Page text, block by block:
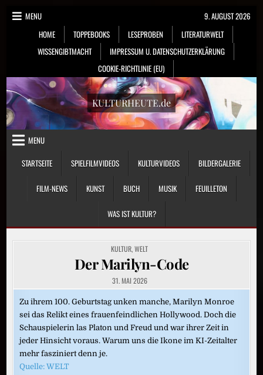
Skip
MENU
HOME
TOPPEBOOKS LESEPROBEN
LITERATURWELT
WISSENGIBTMACHT
IMPRESSUM U. DATENSCHUTZERKLÄRUNG
COOKIE-RICHTLINIE (EU)
9. AUGUST 2026
KULTURHEUTE.de
MENU
STARTSEITE
SPIELFILMVIDEOS KULTURVIDEOS BILDERGALERIE
FILM-NEWS KUNST BUCH MUSIK FEUILLETON
WAS IST KULTUR?
POSTED
IN
KULTUR,WELT
Der Marilyn-Code
31. MAI 2026
Zu ihrem 100. Geburtstag unken manche, Marilyn Monroe
sei das Relikt eines frauenfeindlichen Hollywood. Doch die
Schauspielerin las Platon und Freud und war ihrer Zeit in
jeder Hinsicht voraus. Warum uns die Ikone im KI-Zeitalter
mehr fasziniert denn je.
Quelle: WELT